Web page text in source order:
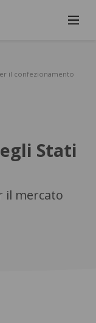
il confezionamento
Stati
il mercato